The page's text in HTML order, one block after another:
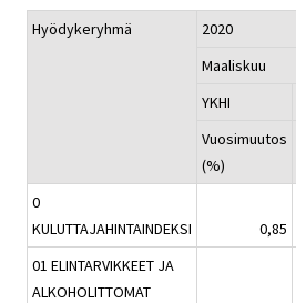
Hyödykeryhmä 2020
Maaliskuu
YKHI
Vuosimuutos
(%)
0
KULUTTAJAHINTAINDEKSI
0,85
01 ELINTARVIKKEET JA
ALKOHOLITTOMAT